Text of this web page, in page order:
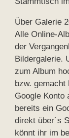
Über Galerie
Alle Online-
der
Bildergalerie.
zum Album
bzw.
Google Konto
bereits ein
direkt über´s
könnt ihr im